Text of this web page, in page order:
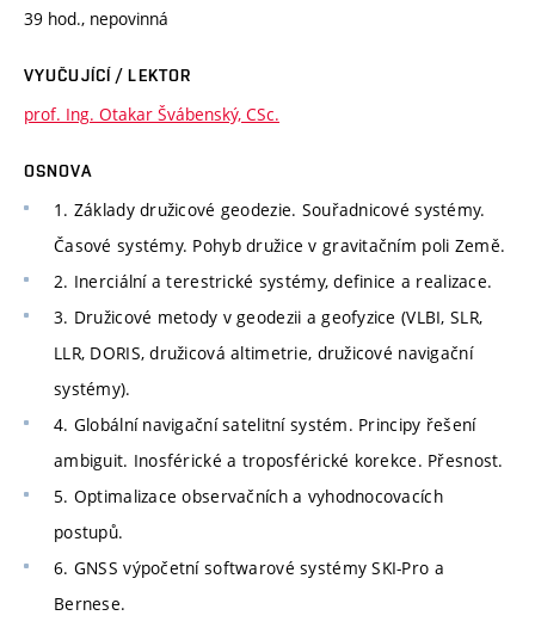
39 hod., nepovinná
VYUČUJÍCÍ / LEKTOR
prof. Ing. Otakar Švábenský, CSc.
OSNOVA
1. Základy družicové geodezie. Souřadnicové systémy.
Časové systémy. Pohyb družice v gravitačním poli Země.
2. Inerciální a terestrické systémy, definice a realizace.
3. Družicové metody v geodezii a geofyzice (VLBI, SLR,
LLR, DORIS, družicová altimetrie, družicové navigační
systémy).
4. Globální navigační satelitní systém. Principy řešení
ambiguit. Inosférické a troposférické korekce. Přesnost.
5. Optimalizace observačních a vyhodnocovacích
postupů.
6. GNSS výpočetní softwarové systémy SKI-Pro a
Bernese.